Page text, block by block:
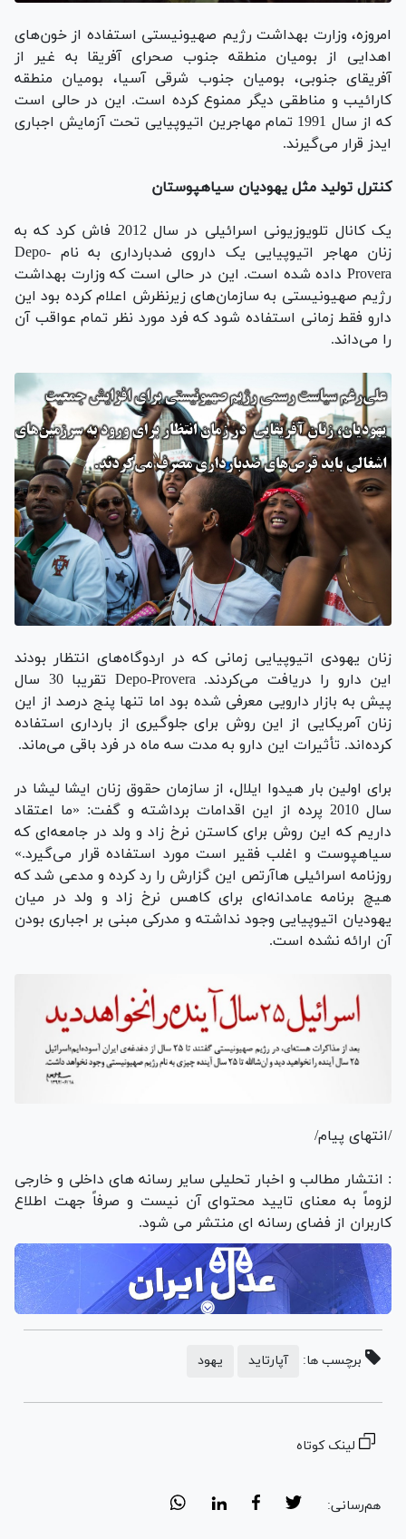
امروزه، وزارت بهداشت رژیم صهیونیستی استفاده از خون‌های
اهدایی از بومیان منطقه جنوب صحرای آفریقا به غیر از
آفریقای جنوبی، بومیان جنوب شرقی آسیا، بومیان منطقه
کارائیب و مناطقی دیگر ممنوع کرده است. این در حالی است
که از سال 1991 تمام مهاجرین اتیوپیایی تحت آزمایش اجباری
ایدز قرار می‌گیرند.
کنترل تولید مثل یهودیان سیاهپوستان
یک کانال تلویوزیونی اسرائیلی در سال 2012 فاش کرد که به
زنان مهاجر اتیوپیایی یک داروی ضدبارداری به نام Depo-
Provera داده شده است. این در حالی است که وزارت بهداشت
رژیم صهیونیستی به سازمان‌های زیرنظرش اعلام کرده بود این
دارو فقط زمانی استفاده شود که فرد مورد نظر تمام عواقب آن
را می‌داند.
زنان یهودی اتیوپیایی زمانی که در اردوگاه‌های انتظار بودند
این دارو را دریافت می‌کردند. Depo-Provera تقریبا 30 سال
پیش به بازار دارویی معرفی شده بود اما تنها پنج درصد از این
زنان آمریکایی از این روش برای جلوگیری از بارداری استفاده
کرده‌اند. تأثیرات این دارو به مدت سه ماه در فرد باقی می‌ماند.
برای اولین بار هیدوا ایلال، از سازمان حقوق زنان ایشا لیشا در
سال 2010 پرده از این اقدامات برداشته و گفت: «ما اعتقاد
داریم که این روش برای کاستن نرخ زاد و ولد در جامعه‌ای که
سیاهپوست و اغلب فقیر است مورد استفاده قرار می‌گیرد.»
روزنامه اسرائیلی هاآرتص این گزارش را رد کرده و مدعی شد که
هیچ برنامه عامدانه‌ای برای کاهس نرخ زاد و ولد در میان
یهودیان اتیوپیایی وجود نداشته و مدرکی مبنی بر اجباری بودن
آن ارائه نشده است.
/انتهای پیام/
: انتشار مطالب و اخبار تحلیلی سایر رسانه های داخلی و خارجی
لزوماً به معنای تایید محتوای آن نیست و صرفاً جهت اطلاع
کاربران از فضای رسانه ای منتشر می شود.
برچسب ها: آپارتاید یهود
لینک کوتاه
هم‌رسانی: